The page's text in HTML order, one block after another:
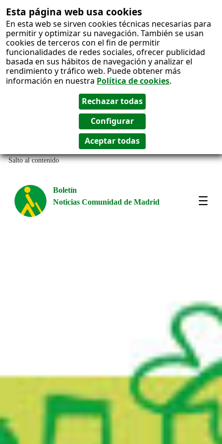
Esta página web usa cookies
En esta web se sirven cookies técnicas necesarias para
permitir y optimizar su navegación. También se usan
cookies de terceros con el fin de permitir
funcionalidades de redes sociales, ofrecer publicidad
basada en sus hábitos de navegación y analizar el
rendimiento y tráfico web. Puede obtener más
información en nuestra Política de cookies.
Salto al contenido
Boletín
Noticias Comunidad de Madrid